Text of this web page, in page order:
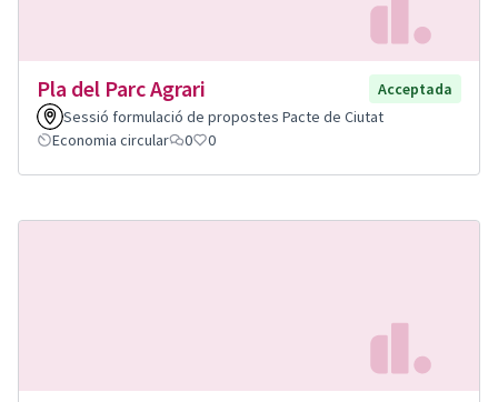
Pla del Parc Agrari
Acceptada
Sessió formulació de propostes Pacte de Ciutat
Economia circular
0 0